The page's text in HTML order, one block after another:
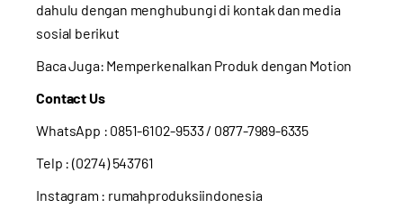
dahulu dengan menghubungi di kontak dan media
sosial berikut
Baca Juga: Memperkenalkan Produk dengan Motion
Contact Us
WhatsApp : 0851-6102-9533/ 0877-7989-6335
Telp : (0274) 543761
Instagram : rumahproduksiindonesia